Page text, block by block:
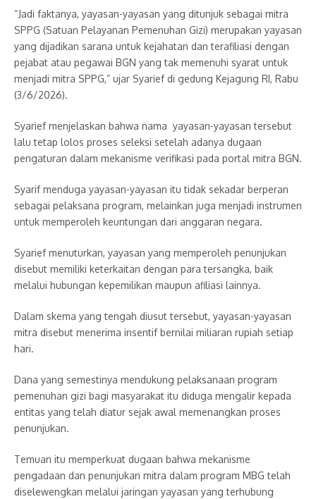
“Jadi faktanya, yayasan-yayasan yang ditunjuk sebagai mitra
SPPG (Satuan Pelayanan Pemenuhan Gizi) merupakan yayasan
yang dijadikan sarana untuk kejahatan dan terafiliasi dengan
pejabat atau pegawai BGN yang tak memenuhi syarat untuk
menjadi mitra SPPG,” ujar Syarief di gedung Kejagung RI, Rabu
(3/6/2026).
Syarief menjelaskan bahwa nama yayasan-yayasan tersebut
lalu tetap lolos proses seleksi setelah adanya dugaan
pengaturan dalam mekanisme verifikasi pada portal mitra BGN.
Syarif menduga yayasan-yayasan itu tidak sekadar berperan
sebagai pelaksana program, melainkan juga menjadi instrumen
untuk memperoleh keuntungan dari anggaran negara.
Syarief menuturkan, yayasan yang memperoleh penunjukan
disebut memiliki keterkaitan dengan para tersangka, baik
melalui hubungan kepemilikan maupun afiliasi lainnya.
Dalam skema yang tengah diusut tersebut, yayasan-yayasan
mitra disebut menerima insentif bernilai miliaran rupiah setiap
hari.
Dana yang semestinya mendukung pelaksanaan program
pemenuhan gizi bagi masyarakat itu diduga mengalir kepada
entitas yang telah diatur sejak awal memenangkan proses
penunjukan.
Temuan itu memperkuat dugaan bahwa mekanisme
pengadaan dan penunjukan mitra dalam program MBG telah
diselewengkan melalui jaringan yayasan yang terhubung